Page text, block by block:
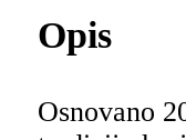
Opis
Osnovano